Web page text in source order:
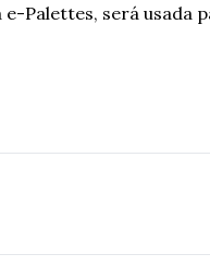
Palettes, será usada